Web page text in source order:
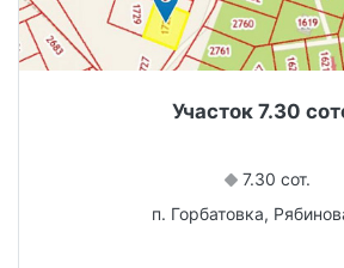
Участок 7.30
7.30 сот.
п. Горбатовка,